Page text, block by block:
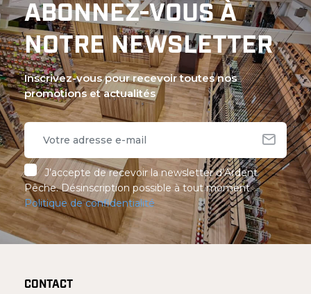
ABONNEZ-VOUS À
NOTRE NEWSLETTER
Inscrivez-vous pour recevoir toutes nos
promotions et actualités
J’accepte de recevoir la newsletter d’Ardent
Pêche. Désinscription possible à tout moment.
Politique de confidentialité
CONTACT